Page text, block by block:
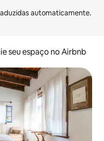
seu espaço no Airbnb